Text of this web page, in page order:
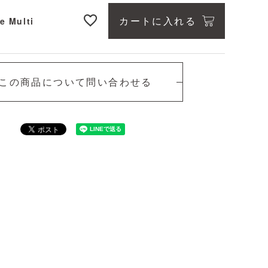
Blue Multi
Multi カートに入れる
の商品について問い合わせる